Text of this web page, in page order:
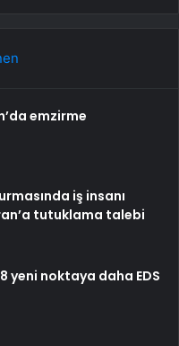
emzirme
iş insanı
tutuklama talebi
yeni noktaya daha EDS